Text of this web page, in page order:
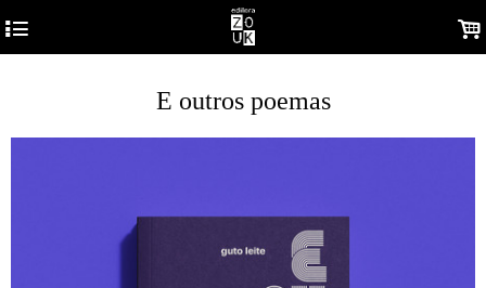
4 .
E outros poemas